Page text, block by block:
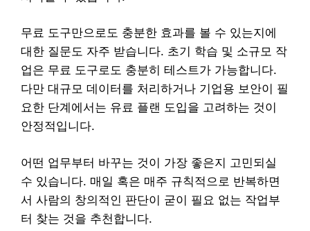
무료 도구만으로도 충분한 효과를 볼 수 있는지에
대한 질문도 자주 받습니다. 초기 학습 및 소규모 작
업은 무료 도구로도 충분히 테스트가 가능합니다.
다만 대규모 데이터를 처리하거나 기업용 보안이 필
요한 단계에서는 유료 플랜 도입을 고려하는 것이
안정적입니다.
어떤 업무부터 바꾸는 것이 가장 좋은지 고민되실
수 있습니다. 매일 혹은 매주 규칙적으로 반복하면
서 사람의 창의적인 판단이 굳이 필요 없는 작업부
터 찾는 것을 추천합니다.